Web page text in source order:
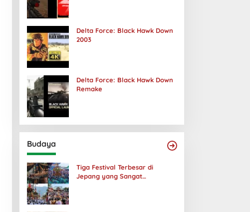
Delta Force: Black Hawk Down
2003
Delta Force: Black Hawk Down
Remake
Budaya
Tiga Festival Terbesar di
Jepang yang Sangat